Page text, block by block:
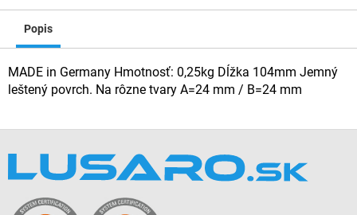
Popis
MADE in Germany Hmotnosť: 0,25kg Dĺžka 104mm Jemný
leštený povrch. Na rôzne tvary A=24 mm / B=24 mm